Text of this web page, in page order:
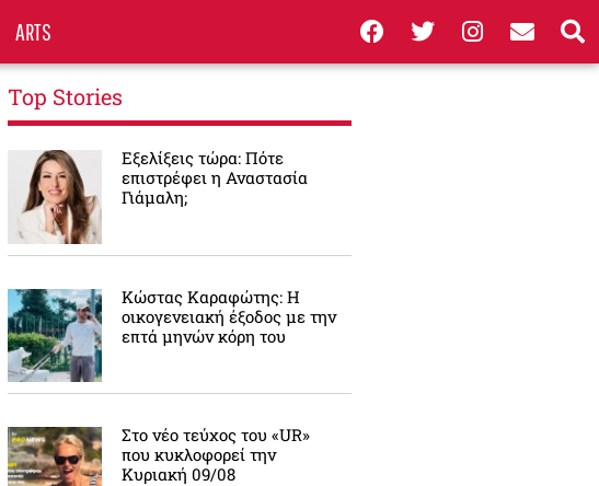
ARTS
Top Stories
Εξελίξεις τώρα: Πότε
επιστρέφει η Αναστασία
Γιάμαλη;
Κώστας Καραφώτης: Η
οικογενειακή έξοδος με την
επτά μηνών κόρη του
Στο νέο τεύχος του «UR»
που κυκλοφορεί την
Κυριακή 09/08